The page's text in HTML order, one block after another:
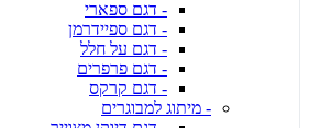
- דגם ספארי
- דגם ספיידרמן
- דגם על חלל
- דגם פרפרים
- דגם קרקס
- מיתוג למבוגרים